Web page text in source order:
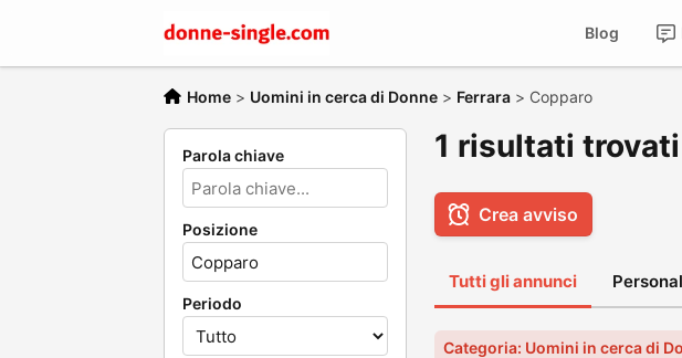
Blog
Home > Uomini in cerca di Donne > Ferrara > Copparo
Parola chiave
Posizione
Periodo
1 risultati
Crea avviso
Tutti gli annunci
Categoria: Uomini in cerca di